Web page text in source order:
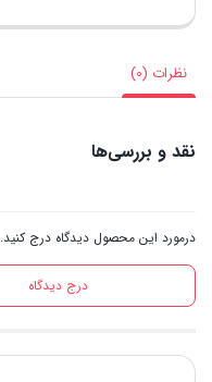
نظرات (0)
نقد و بررسی‌ها
درمورد این محصول دیدگاه درج کنید.
درج دیدگاه